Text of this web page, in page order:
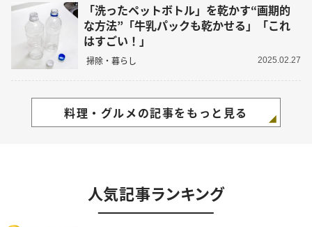
「洗ったペットボトル」を乾かす“画期的
な方法”「牛乳パックも乾かせる」「これ
はすごい！」
掃除・暮らし 2025.02.27
料理・グルメの記事をもっと見る
人気記事ランキング